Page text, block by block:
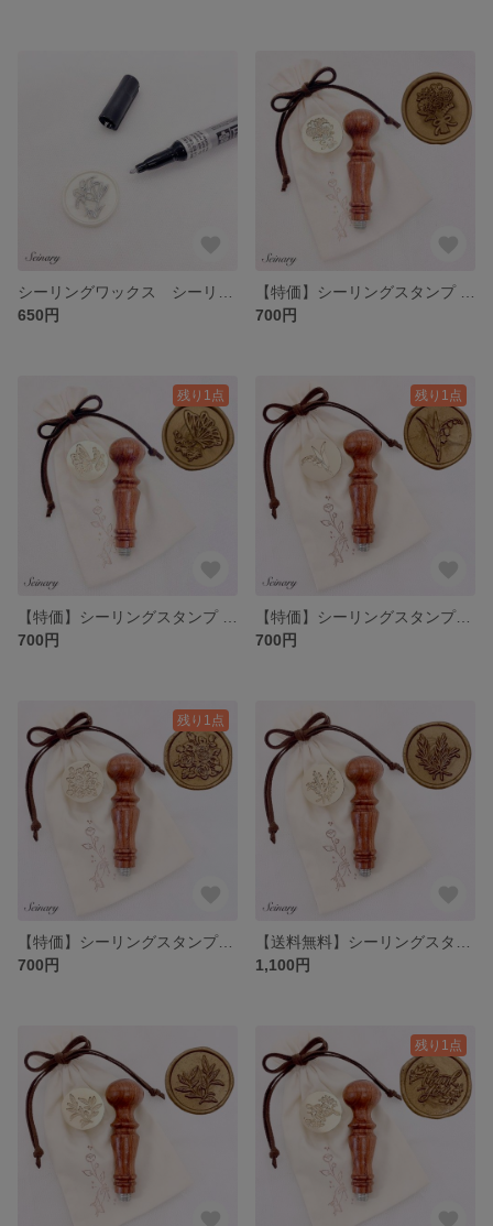
650円
700円
残り1点
700円
残り1点
【特価】シーリングスタンプ ヘッド スズラン Lily of the valley
700円
残り1点
【特価】シーリングスタンプ ヘッド バラ Rose B
700円
1,100円
残り1点